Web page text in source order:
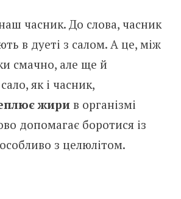
часник. До слова, часник
в дуеті з салом. А це, між
смачно, але ще й
як і часник,
жирив організмі
допомагає боротися із
з целюлітом.